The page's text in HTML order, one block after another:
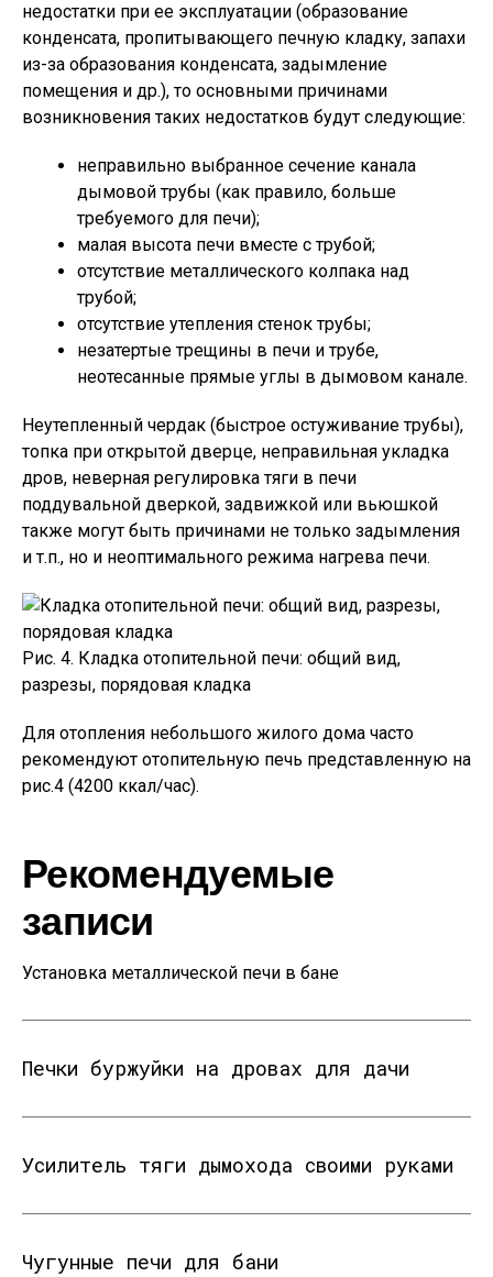
недостатки при ee эксплуатации (образование
конденсата, пропитывающего печную кладку, запахи
из-за образования конденсата, задымление
помещения и др.), то основными причинами
возникновения таких недостатков будут следующие:
неправильно выбранное сечение канала
дымовой трубы (как правило, больше
требуемого для печи);
малая высота печи вместе с трубой;
отсутствие металлического колпака над
трубой;
отсутствие утепления стенок трубы;
незатертые трещины в печи и трубе,
неотесанные прямые углы в дымовом канале.
Неутепленный чердак (быстрое остуживание трубы),
топка при открытой дверце, неправильная укладка
дров, неверная регулировка тяги в печи
поддувальной дверкой, задвижкой или вьюшкой
также могут быть причинами не только задымления
и т.п., но и неоптимального режима нагрева печи.
Рис. 4. Кладка отопительной печи: общий вид,
разрезы, порядовая кладка
Для отопления небольшого жилого дома часто
рекомендуют отопительную печь представленную на
рис.4 (4200 ккал/час).
Рекомендуемые
записи
Установка металлической печи в бане
Печки буржуйки на дровах для дачи
Усилитель тяги дымохода своими руками
Чугунные печи для бани